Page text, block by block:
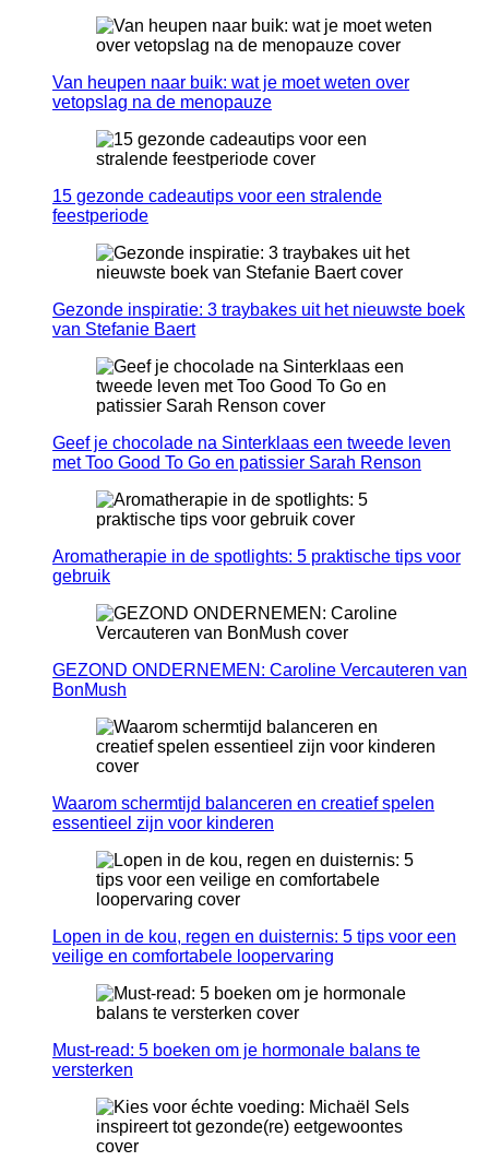
Van heupen naar buik: wat je moet weten over
vetopslag na de menopauze
15 gezonde cadeautips voor een stralende
feestperiode
Gezonde inspiratie: 3 traybakes uit het nieuwste boek
van Stefanie Baert
Geef je chocolade na Sinterklaas een tweede leven
met Too Good To Go en patissier Sarah Renson
Aromatherapie in de spotlights: 5 praktische tips voor
gebruik
GEZOND ONDERNEMEN: Caroline Vercauteren van
BonMush
Waarom schermtijd balanceren en creatief spelen
essentieel zijn voor kinderen
Lopen in de kou, regen en duisternis: 5 tips voor een
veilige en comfortabele loopervaring
Must-read: 5 boeken om je hormonale balans te
versterken